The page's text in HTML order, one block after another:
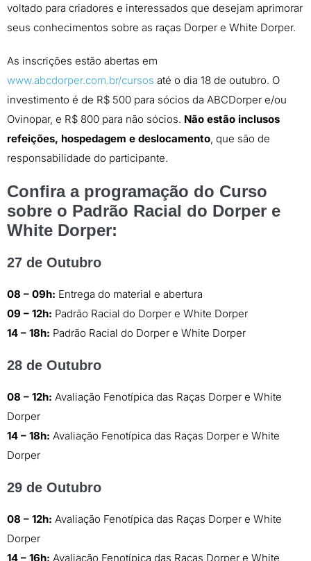
voltado para criadores e interessados que desejam aprimorar
seus conhecimentos sobre as raças Dorper e White Dorper.
As inscrições estão abertas em
www.abcdorper.com.br/cursos até o dia 18 de outubro. O
investimento é de R$ 500 para sócios da ABCDorper e/ou
Ovinopar, e R$ 800 para não sócios. Não estão inclusos
refeições, hospedagem e deslocamento, que são de
responsabilidade do participante.
Confira a programação do Curso
sobre o Padrão Racial do Dorper e
White Dorper:
27 de Outubro
08 – 09h: Entrega do material e abertura
09 – 12h: Padrão Racial do Dorper e White Dorper
14 – 18h: Padrão Racial do Dorper e White Dorper
28 de Outubro
08 – 12h: Avaliação Fenotípica das Raças Dorper e White
Dorper
14 – 18h: Avaliação Fenotípica das Raças Dorper e White
Dorper
29 de Outubro
08 – 12h: Avaliação Fenotípica das Raças Dorper e White
Dorper
14 – 16h: Avaliação Fenotípica das Raças Dorper e White